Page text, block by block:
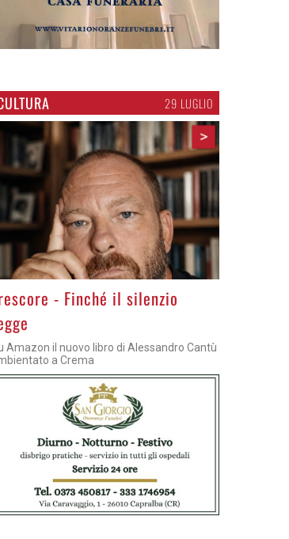
29 LUGLIO
>
- Finché il silenzio
Amazon il nuovo libro di Alessandro Cantù
a Crema